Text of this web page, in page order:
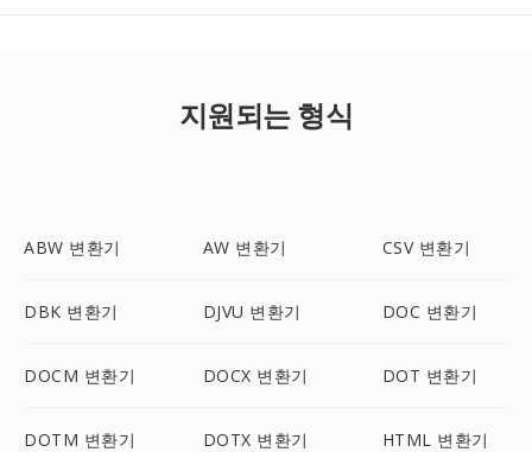
지원되는 형식
ABW 변환기 AW 변환기 CSV 변환기
DBK 변환기 DJVU 변환기 DOC 변환기
DOCM 변환기 DOCX 변환기 DOT 변환기
DOTM 변환기 DOTX 변환기 HTML 변환기